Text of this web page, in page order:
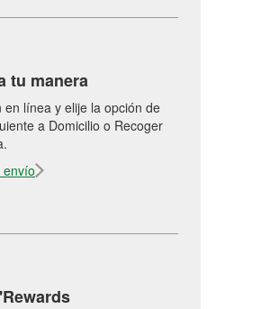
tu manera
en línea y elije la opción de
a Domicilio o Recoger
envío